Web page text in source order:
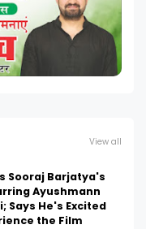
View all
Sooraj Barjatya's
Ayushmann
Says He's Excited
the Film